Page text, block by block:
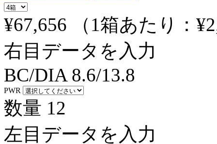
¥67,656
（1箱あたり：
右目データを入力
BC/DIA 8.6/13.8
PWR
数量 12
左目データを入力